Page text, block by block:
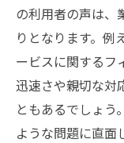
の利用者の声は、
りとなります。例
ービスに関するフ
迅速さや親切な対
ともあるでしょう
ような問題に直面